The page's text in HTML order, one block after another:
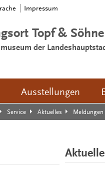
Impressum
Topf &
der
Ausstellungen
Service Aktuelles Meldungen